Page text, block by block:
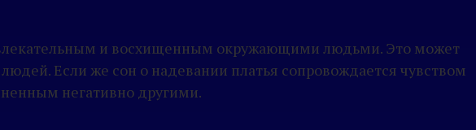
и восхищенным окружающими людьми. Это может
Если же сон о надевании платья сопровождается чувством
негативно другими.